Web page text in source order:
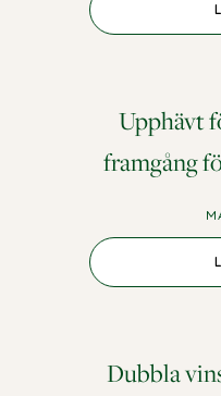
Upphävt
framgång
Dubbla